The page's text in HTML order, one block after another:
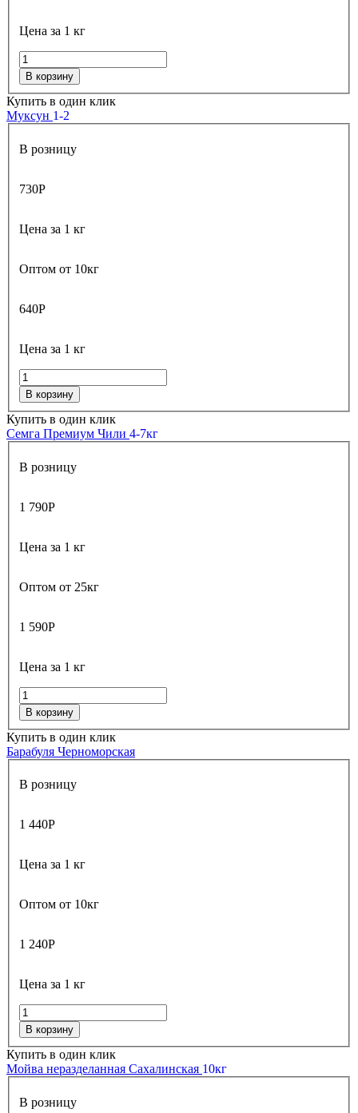
Цена за 1 кг
В корзину
Купить в один клик
Муксун 1-2
В розницу
730Р
Цена за 1 кг
Оптом от 10кг
640Р
Цена за 1 кг
В корзину
Купить в один клик
Семга Премиум Чили 4-7кг
В розницу
1 790Р
Цена за 1 кг
Оптом от 25кг
1 590Р
Цена за 1 кг
В корзину
Купить в один клик
Барабуля Черноморская
В розницу
1 440Р
Цена за 1 кг
Оптом от 10кг
1 240Р
Цена за 1 кг
В корзину
Купить в один клик
Мойва неразделанная Сахалинская 10кг
В розницу